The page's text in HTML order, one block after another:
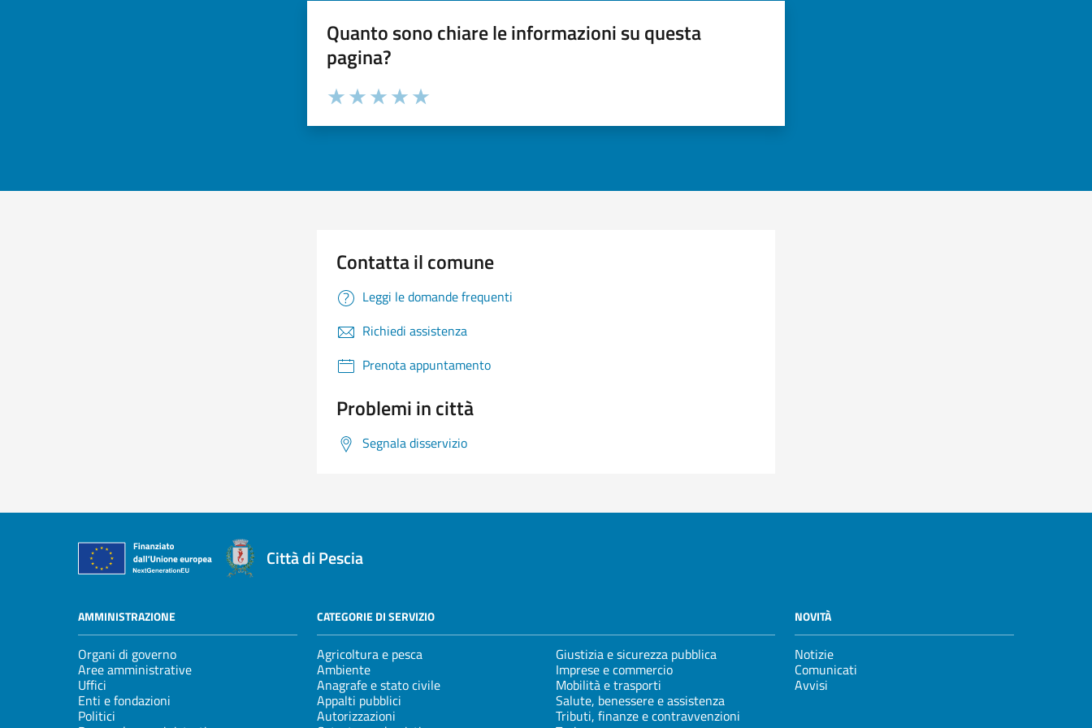
Quanto sono chiare le informazioni su questa
pagina?
Contatta il comune
Leggi le domande frequenti
Richiedi assistenza
Prenota appuntamento
Problemi in città
Segnala disservizio
Città di Pescia
AMMINISTRAZIONE
Organi di governo
Aree amministrative
Uffici
Enti e fondazioni
Politici
CATEGORIE DI SERVIZIO
Agricoltura e pesca
Ambiente
Anagrafe e stato civile
Appalti pubblici
Autorizzazioni
Giustizia e sicurezza pubblica
Imprese e commercio
Mobilità e trasporti
Salute, benessere e assistenza
Tributi, finanze e contravvenzioni
NOVITÀ
Notizie
Comunicati
Avvisi